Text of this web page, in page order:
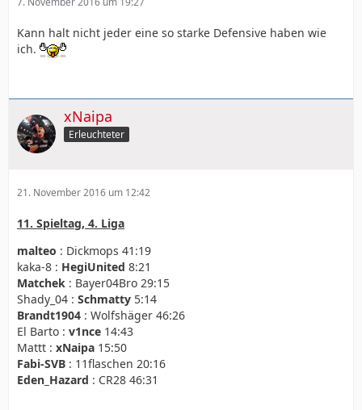
Kann halt nicht jeder eine so starke Defensive haben wie
ich.
xNaipa
Erleuchteter
21. November 2016 um 12:42
11. Spieltag, 4. Liga
malteo : Dickmops 41:19
kaka-8 : HegiUnited 8:21
Matchek : Bayer04Bro 29:15
Shady_04 : Schmatty 5:14
Brandt1904 : Wolfshäger 46:26
El Barto : v1nce 14:43
Mattt : xNaipa 15:50
Fabi-SVB : 11flaschen 20:16
Eden_Hazard : CR28 46:31